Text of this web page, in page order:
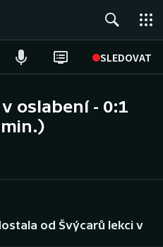
SLEDOVAT
oslabení - 0:1
od Švýcarů lekci v